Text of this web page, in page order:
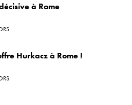
à Rome
Hurkacz à Rome !